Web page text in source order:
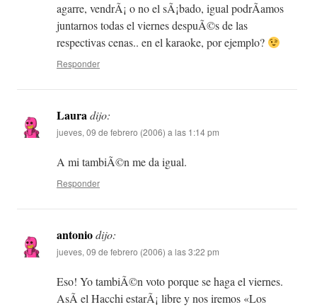
agarre, vendrÃ¡ o no el sÃ¡bado, igual podrÃ­amos
juntarnos todas el viernes despuÃ©s de las
respectivas cenas.. en el karaoke, por ejemplo?
Responder
Lauradijo:
jueves, 09 de febrero (2006) a las 1:14 pm
A mi tambiÃ©n me da igual.
Responder
antoniodijo:
jueves, 09 de febrero (2006) a las 3:22 pm
Eso! Yo tambiÃ©n voto porque se haga el viernes.
AsÃ­ el Hacchi estarÃ¡ libre y nos iremos «Los